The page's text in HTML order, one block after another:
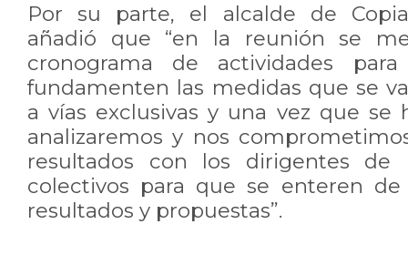
Por su parte, el alcalde de
añadió que “en la reunión se
cronograma de actividades
fundamenten las medidas que se
a vías exclusivas y una vez que se
analizaremos y nos
resultados con los dirigentes de
colectivos para que se enteren
resultados y propuestas”.